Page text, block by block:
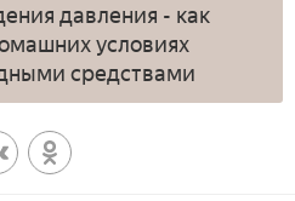
давления - как
условиях
средствами